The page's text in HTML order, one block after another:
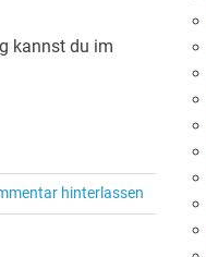
kannst du im
hinterlassen